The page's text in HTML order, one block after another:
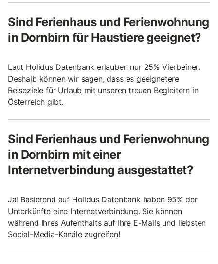
Sind Ferienhaus und Ferienwohnung
in Dornbirn für Haustiere geeignet?
Laut Holidus Datenbank erlauben nur 25% Vierbeiner.
Deshalb können wir sagen, dass es geeignetere
Reiseziele für Urlaub mit unseren treuen Begleitern in
Österreich gibt.
Sind Ferienhaus und Ferienwohnung
in Dornbirn mit einer
Internetverbindung ausgestattet?
Ja! Basierend auf Holidus Datenbank haben 95% der
Unterkünfte eine Internetverbindung. Sie können
während Ihres Aufenthalts auf Ihre E-Mails und liebsten
Social-Media-Kanäle zugreifen!